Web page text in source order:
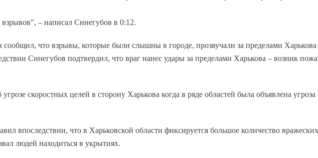
– написал Синегубов в 0:12.
сообщил, что взрывы, которые были слышны в городе, прозвучали за пределами Харькова
Синегубов подтвердил, что враг нанес удары за пределами Харькова – возник
скоростных целей в сторону Харькова когда в ряде областей была объявлена угроза
впоследствии, что в Харьковской области фиксируется большое количество вражеских
людей находиться в укрытиях.